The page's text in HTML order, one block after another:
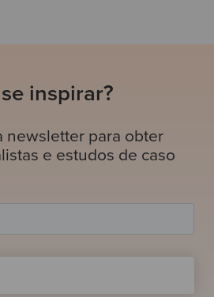
inspirar?
newsletter para obter
e estudos de caso